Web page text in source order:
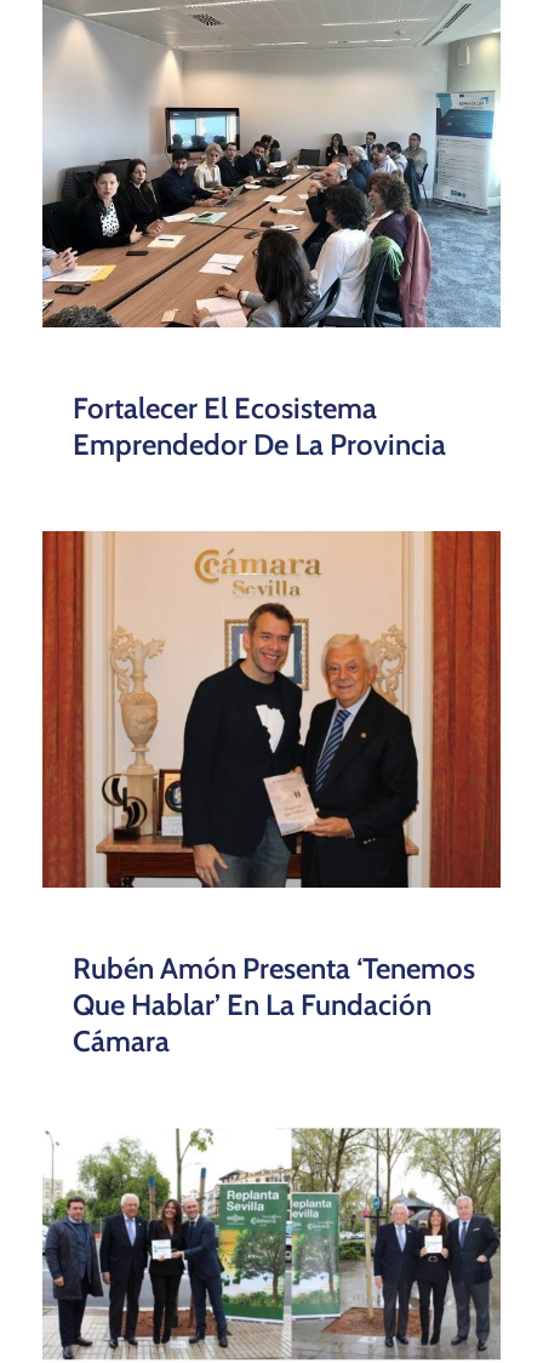
Fortalecer El Ecosistema
Emprendedor De La Provincia
Rubén Amón Presenta ‘Tenemos
Que Hablar’ En La Fundación
Cámara